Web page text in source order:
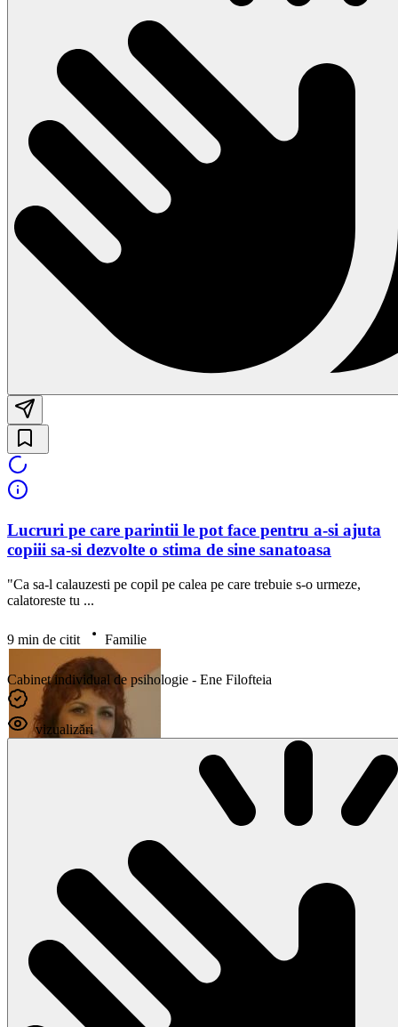
Lucruri pe care parintii le pot face pentru a-si ajuta
copiii sa-si dezvolte o stima de sine sanatoasa
"Ca sa-l calauzesti pe copil pe calea pe care trebuie s-o urmeze,
calatoreste tu ...
9 min de citit Familie
Cabinet individual de psihologie - Ene Filofteia
vizualizări